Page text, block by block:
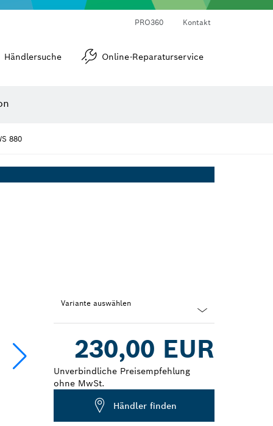
PRO360 Kontakt
Händlersuche Online-Reparaturservice
880
Variante auswählen
closed230,00 EUR
Unverbindliche Preisempfehlung
ohne MwSt.
Händler finden